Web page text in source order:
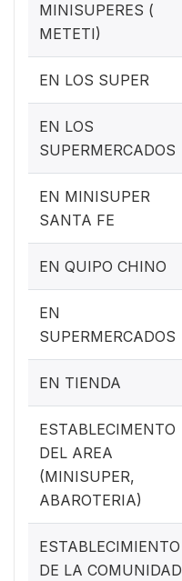
MINISUPERES (
METETI)
EN LOS SUPER
EN LOS
SUPERMERCADOS
EN MINISUPER
SANTA FE
EN QUIPO CHINO
EN
SUPERMERCADOS
EN TIENDA
ESTABLECIMENTO
DEL AREA
(MINISUPER,
ABAROTERIA)
ESTABLECIMIENTO
DE LA COMUNIDAD